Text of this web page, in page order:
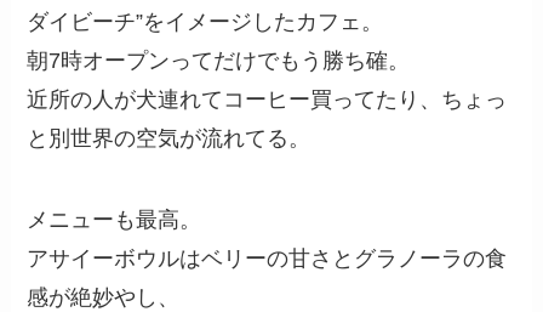
ダイビーチ”をイメージしたカフェ。
朝7時オープンってだけでもう勝ち確。
近所の人が犬連れてコーヒー買ってたり、ちょっ
と別世界の空気が流れてる。
メニューも最高。
アサイーボウルはベリーの甘さとグラノーラの食
感が絶妙やし、